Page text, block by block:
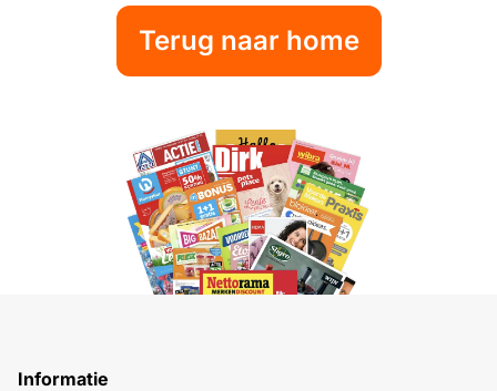
Terug naar home
Informatie